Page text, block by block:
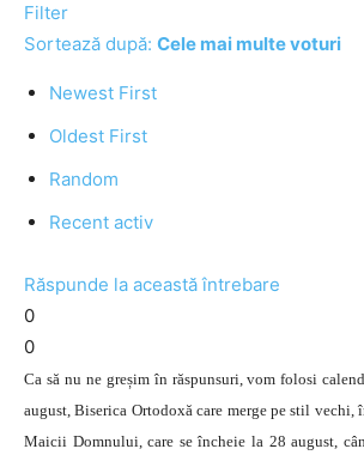
Filter
Sortează după: Cele mai multe voturi
Newest First
Oldest First
Random
Recent activ
Răspunde la această întrebare
0
0
Ca să nu ne greșim în răspunsuri, vom folosi
august, Biserica Ortodoxă care merge pe stil vechi,
Maicii Domnului, care se încheie la 28 august,